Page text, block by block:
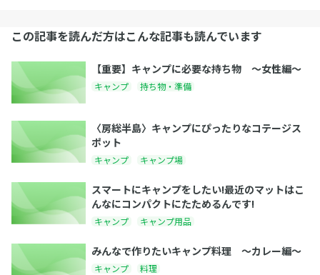
この記事を読んだ方はこんな記事も読んでいます
【重要】キャンプに必要な持ち物 〜女性編〜
キャンプ 持ち物・準備
〈房総半島〉キャンプにぴったりなコテージス
ポット
キャンプ キャンプ場
スマートにキャンプをしたい!最近のマットはこ
んなにコンパクトにたためるんです!
キャンプ キャンプ用品
みんなで作りたいキャンプ料理 〜カレー編〜
キャンプ 料理